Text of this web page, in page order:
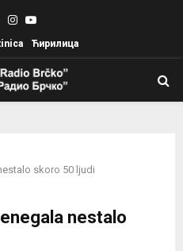
Instagram
Youtube
Ћирилица
skoro 50 ljudi
nestalo